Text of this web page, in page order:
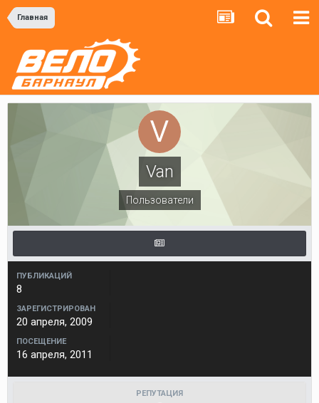
Главная
Van
Пользователи
ПУБЛИКАЦИЙ
8
ЗАРЕГИСТРИРОВАН
20 апреля, 2009
ПОСЕЩЕНИЕ
16 апреля, 2011
РЕПУТАЦИЯ